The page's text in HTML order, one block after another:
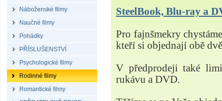
Náboženské filmy
Naučné filmy
Pohádky
PŘÍSLUŠENSTVÍ
Psychologické filmy
Rodinné filmy
Romantické filmy
SteelBook, Blu-ray a
Pro fajnšmekry
kteří si objednají obě
V předprodeji také
rukávu a DVD.